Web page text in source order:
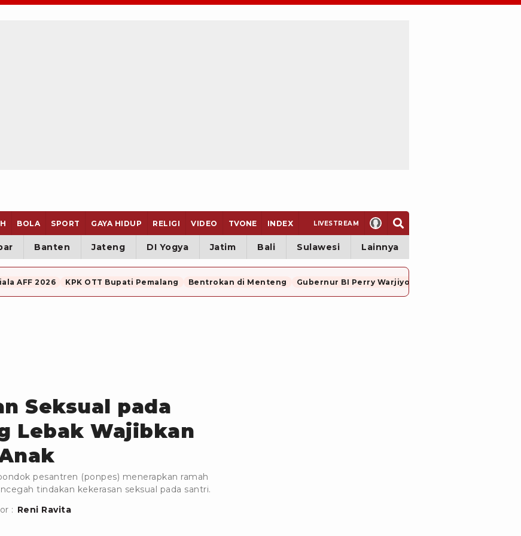
BOLA SPORT GAYA HIDUP RELIGI VIDEO TVONE INDEX LIVESTREAM
Banten Jateng DI Yogya Jatim Bali Sulawesi Lainnya
AFF 2026 KPK OTT Bupati Pemalang Bentrokan di Menteng Gubernur BI Perry Warjiyo Mundur
Seksual pada
Lebak Wajibkan
pesantren (ponpes) menerapkan ramah
tindakan kekerasan seksual pada santri.
: Reni Ravita